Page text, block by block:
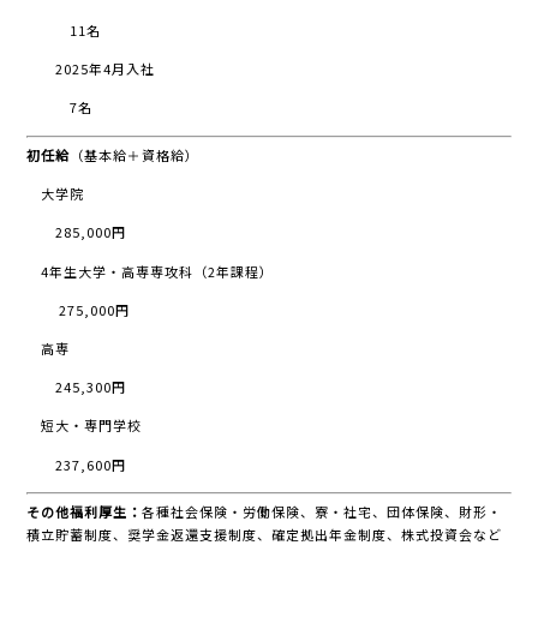
11名
2025年4月入社
7名
初任給 （基本給＋資格給）
大学院
285,000円
4年生大学・高専専攻科（2年課程）
275,000円
高専
245,300円
短大・専門学校
237,600円
その他福利厚生：各種社会保険・労働保険、寮・社宅、団体保険、財形・
積立貯蓄制度、奨学金返還支援制度、確定拠出年金制度、株式投資会など